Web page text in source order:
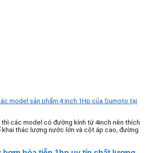
model sản phẩm 4 inch 1Hp của Sumoto tại
thì các model có đường kính từ 4inch nên thích
khai thác lượng nước lớn và cột áp cao, đường